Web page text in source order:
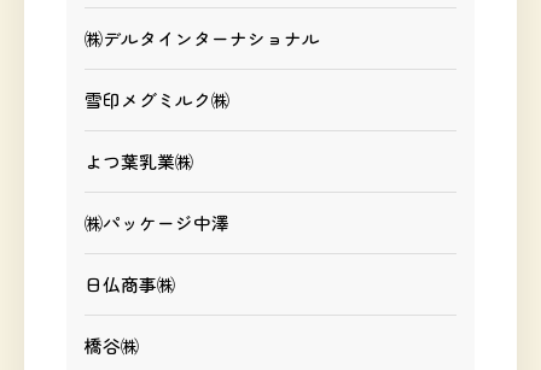
㈱デルタインターナショナル
雪印メグミルク㈱
よつ葉乳業㈱
㈱パッケージ中澤
日仏商事㈱
橋谷㈱